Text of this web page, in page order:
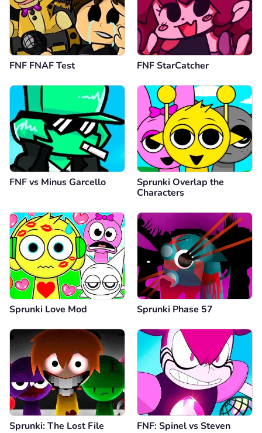
FNF FNAF Test FNF StarCatcher
FNF vs Minus Garcello
Sprunki Overlap the
Characters
Sprunki Love Mod Sprunki Phase 57
Sprunki: The Lost File FNF: Spinel vs Steven